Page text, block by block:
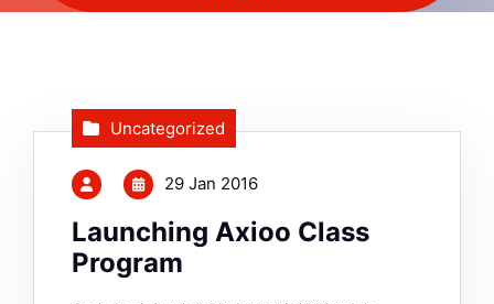
Uncategorized
29 Jan 2016
Launching Axioo Class
Program